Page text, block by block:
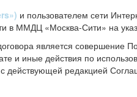
и пользователем сети
в ММДЦ «Москва-Сити» на
является совершение
и иные действия по
действующей редакцией